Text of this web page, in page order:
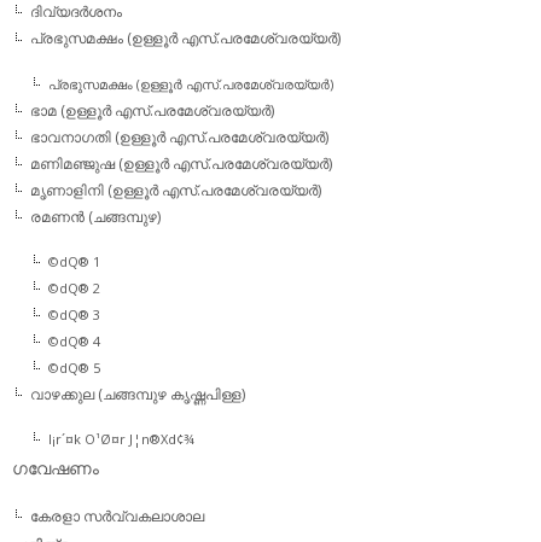
ദിവ്യദര്‍ശനം
പ്രഭുസമക്ഷം (ഉള്ളൂര്‍ എസ്.പരമേശ്വരയ്യര്‍)
പ്രഭുസമക്ഷം (ഉള്ളൂര്‍ എസ്.പരമേശ്വരയ്യര്‍)
ഭാമ (ഉള്ളൂര്‍ എസ്.പരമേശ്വരയ്യര്‍)
ഭാവനാഗതി (ഉള്ളൂര്‍ എസ്.പരമേശ്വരയ്യര്‍)
മണിമഞ്ജുഷ (ഉള്ളൂര്‍ എസ്.പരമേശ്വരയ്യര്‍)
മൃണാളിനി (ഉള്ളൂര്‍ എസ്.പരമേശ്വരയ്യര്‍)
രമണന്‍ (ചങ്ങമ്പുഴ)
©dQ® 1
©dQ® 2
©dQ® 3
©dQ® 4
©dQ® 5
വാഴക്കുല (ചങ്ങമ്പുഴ കൃഷ്ണപിള്ള)
l¡r´¤k O¹Ø¤r J¦n®Xd¢¾
ഗവേഷണം
കേരളാ സര്‍വ്വകലാശാല